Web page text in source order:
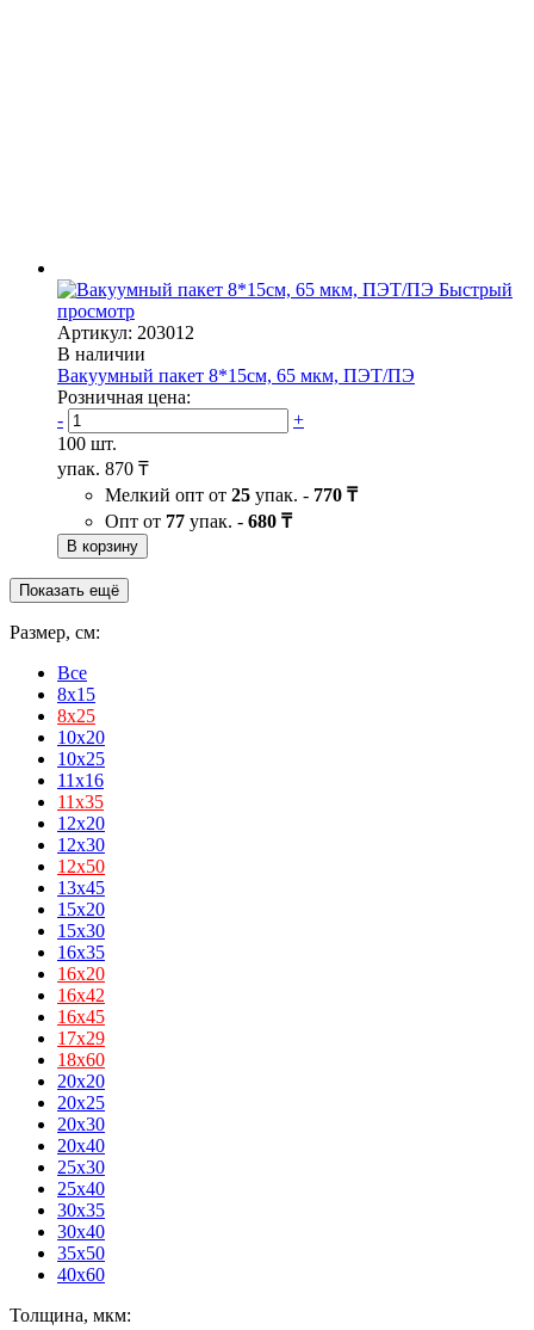
Быстрый
просмотр
Артикул: 203012
В наличии
Вакуумный пакет 8*15см, 65 мкм, ПЭТ/ПЭ
Розничная цена:
-
+
100 шт.
упак. 870 ₸
Мелкий опт от 25 упак. - 770 ₸
Опт от 77 упак. - 680 ₸
В корзину
Показать ещё
Размер, см:
Все
8x15
8х25
10x20
10x25
11x16
11х35
12x20
12x30
12х50
13x45
15x20
15x30
16x35
16х20
16х42
16х45
17х29
18х60
20x20
20x25
20x30
20x40
25x30
25x40
30x35
30x40
35x50
40x60
Толщина, мкм: